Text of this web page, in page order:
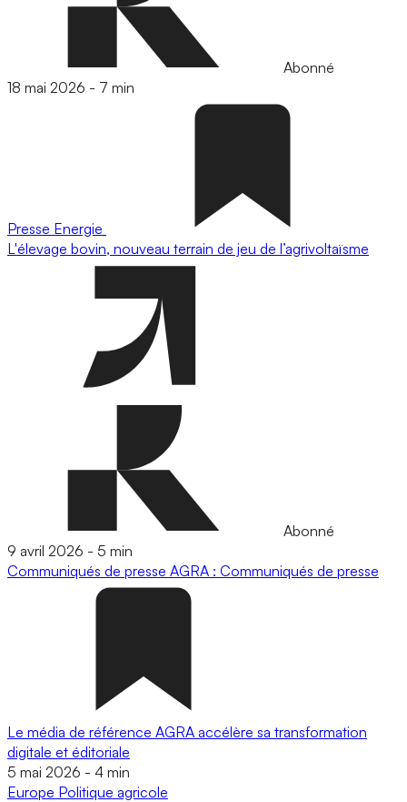
Abonné
18 mai 2026 - 7 min
Presse Energie
L'élevage bovin, nouveau terrain de jeu de l’agrivoltaïsme
Abonné
9 avril 2026 - 5 min
Communiqués de presse AGRA : Communiqués de presse
Le média de référence AGRA accélère sa transformation
digitale et éditoriale
5 mai 2026 - 4 min
Europe Politique agricole